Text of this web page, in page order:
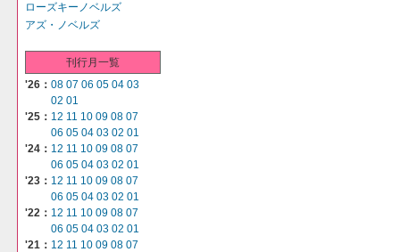
ローズキーノベルズ
アズ・ノベルズ
刊行月一覧
'26： 08 07 06 05 04 03
02 01
'25： 12 11 10 09 08 07
06 05 04 03 02 01
'24： 12 11 10 09 08 07
06 05 04 03 02 01
'23： 12 11 10 09 08 07
06 05 04 03 02 01
'22： 12 11 10 09 08 07
06 05 04 03 02 01
'21： 12 11 10 09 08 07